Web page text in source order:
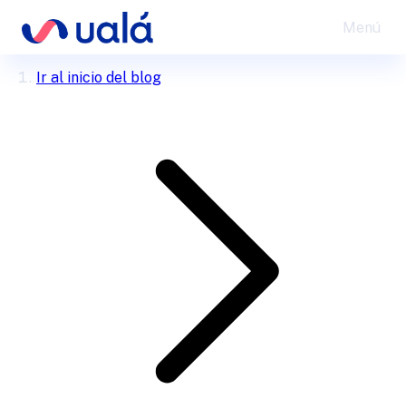
Menú
Ir al inicio del blog